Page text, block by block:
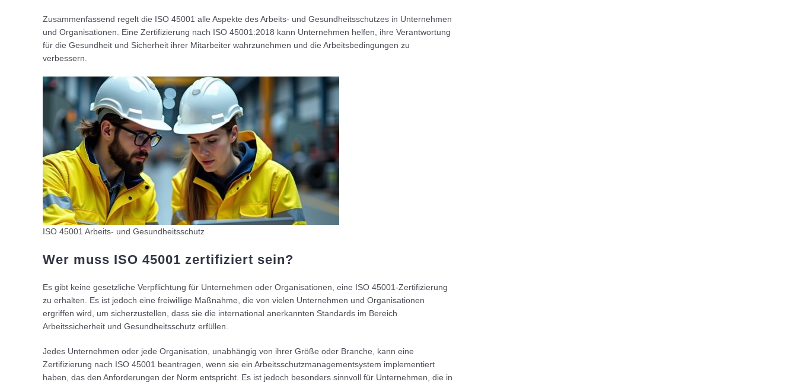
Zusammenfassend regelt die ISO 45001 alle Aspekte des Arbeits- und Gesundheitsschutzes in Unternehmen
und Organisationen. Eine Zertifizierung nach ISO 45001:2018 kann Unternehmen helfen, ihre Verantwortung
für die Gesundheit und Sicherheit ihrer Mitarbeiter wahrzunehmen und die Arbeitsbedingungen zu
verbessern.
ISO 45001 Arbeits- und Gesundheitsschutz
Wer muss ISO 45001 zertifiziert sein?
Es gibt keine gesetzliche Verpflichtung für Unternehmen oder Organisationen, eine ISO 45001-Zertifizierung
zu erhalten. Es ist jedoch eine freiwillige Maßnahme, die von vielen Unternehmen und Organisationen
ergriffen wird, um sicherzustellen, dass sie die international anerkannten Standards im Bereich
Arbeitssicherheit und Gesundheitsschutz erfüllen.
Jedes Unternehmen oder jede Organisation, unabhängig von ihrer Größe oder Branche, kann eine
Zertifizierung nach ISO 45001 beantragen, wenn sie ein Arbeitsschutzmanagementsystem implementiert
haben, das den Anforderungen der Norm entspricht. Es ist jedoch besonders sinnvoll für Unternehmen, die in